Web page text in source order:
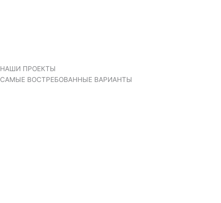
НАШИ ПРОЕКТЫ
САМЫЕ ВОСТРЕБОВАННЫЕ ВАРИАНТЫ